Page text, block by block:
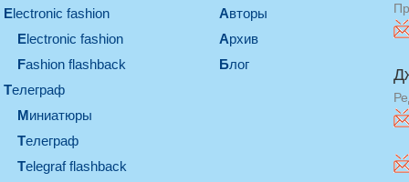
electronic fashion
electronic fashion
Fashion flashback
телеграф
миниатюры
телеграф
Telegraf flashback
Авторы
Архив
Блог